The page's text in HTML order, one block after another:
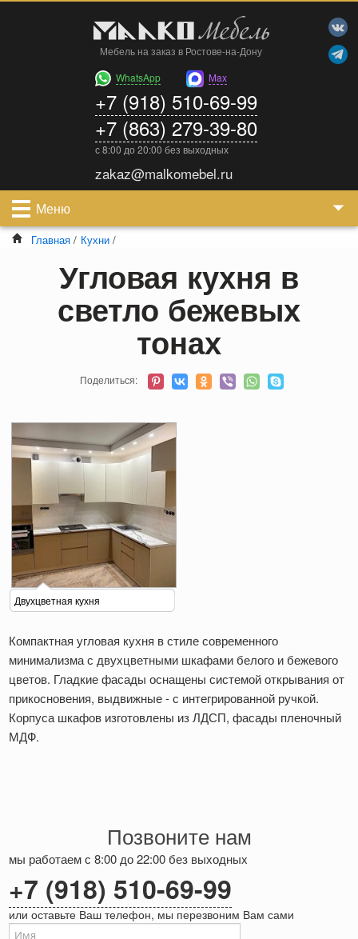
Мебель на заказ в Ростове-на-Дону
WhatsApp
Max
+7 (918) 510-69-99
+7 (863) 279-39-80
с 8:00 до 20:00 без выходных
zakaz@malkomebel.ru
Меню
Главная / Кухни /
Угловая кухня в
светло бежевых
тонах
Поделиться:
Двухцветная кухня
Компактная угловая кухня в стиле современного
минимализма с двухцветными шкафами белого и бежевого
цветов. Гладкие фасады оснащены системой открывания от
прикосновения, выдвижные - с интегрированной ручкой.
Корпуса шкафов изготовлены из ЛДСП, фасады пленочный
МДФ.
Позвоните нам
мы работаем с 8:00 до 22:00 без выходных
+7 (918) 510-69-99
или оставьте Ваш телефон, мы перезвоним Вам сами
Ваше имя